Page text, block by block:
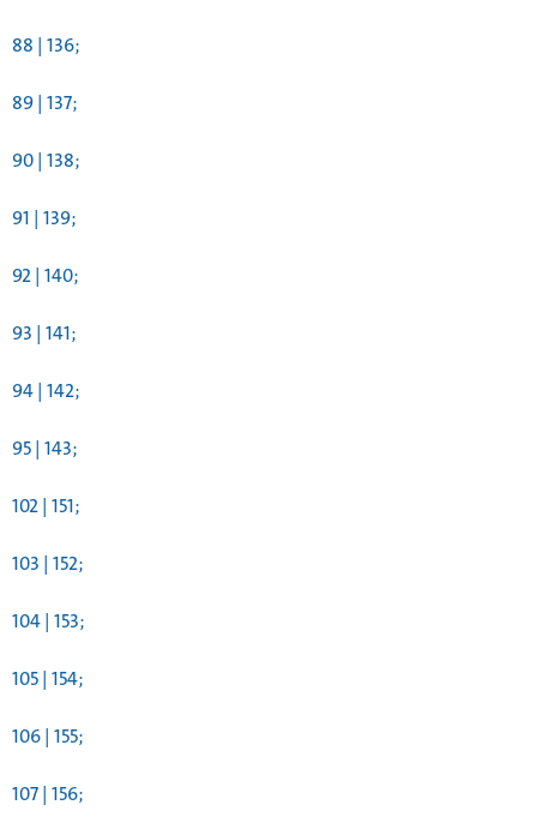
88 | 136;
89 | 137;
90 | 138;
91 | 139;
92 | 140;
93 | 141;
94 | 142;
95 | 143;
102 | 151;
103 | 152;
104 | 153;
105 | 154;
106 | 155;
107 | 156;